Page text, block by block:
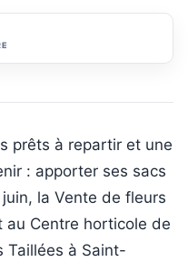
prêts à repartir et une
: apporter ses sacs
la Vente de fleurs
au Centre horticole de
Taillées à Saint-